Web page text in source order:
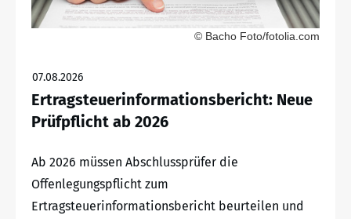
© Bacho Foto/fotolia.com
07.08.2026
Ertragsteuerinformationsbericht: Neue
Prüfpflicht ab 2026
Ab 2026 müssen Abschlussprüfer die
Offenlegungspflicht zum
Ertragsteuerinformationsbericht beurteilen und